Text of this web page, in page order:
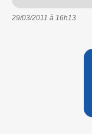
29/03/2011 à 16h13